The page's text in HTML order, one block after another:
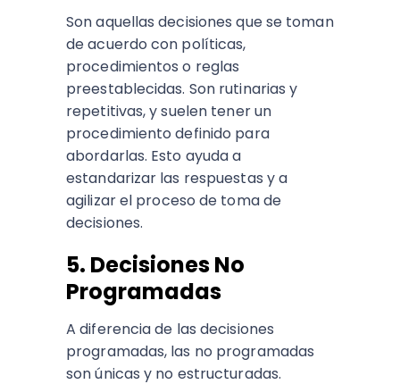
Son aquellas decisiones que se toman
de acuerdo con políticas,
procedimientos o reglas
preestablecidas. Son rutinarias y
repetitivas, y suelen tener un
procedimiento definido para
abordarlas. Esto ayuda a
estandarizar las respuestas y a
agilizar el proceso de toma de
decisiones.
5. Decisiones No
Programadas
A diferencia de las decisiones
programadas, las no programadas
son únicas y no estructuradas.